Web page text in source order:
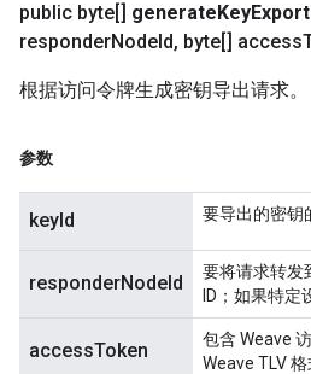
public byte[] generateKeyExport
responderNodeId, byte[] access
根据访问令牌生成密钥导出请求。
参数
keyId 要导出的密钥
responderNodeId
要将请求转发
ID；如果特定
accessToken
包含 Weave
Weave TLV 格